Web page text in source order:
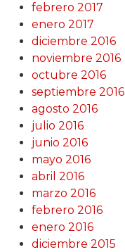
febrero 2017
enero 2017
diciembre 2016
noviembre 2016
octubre 2016
septiembre 2016
agosto 2016
julio 2016
junio 2016
mayo 2016
abril 2016
marzo 2016
febrero 2016
enero 2016
diciembre 2015